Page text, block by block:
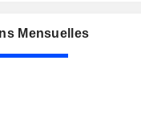
Mensuelles